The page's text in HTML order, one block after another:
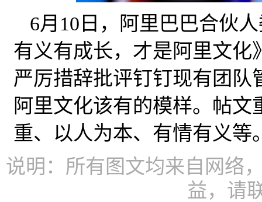
6月10日，阿里巴巴合伙
有义有成长，才是阿里文
严厉措辞批评钉钉现有团
阿里文化该有的模样。帖
重、以人为本、有情有义等
说明：所有图文均来自网络
益，请